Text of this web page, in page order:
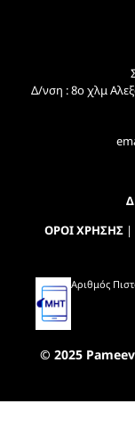
Δ/νση : 8ο χλμ
ΟΡΟΙ ΧΡΗΣΗΣ|
Αριθμός
© 2025